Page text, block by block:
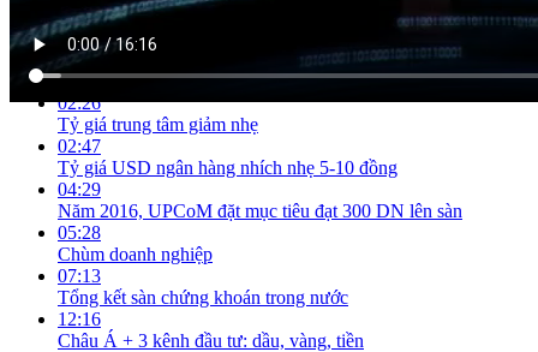
00:31
NHNN chính thức lên tiếng về dự thảo sửa đổi thông tư 36
02:26
Tỷ giá trung tâm giảm nhẹ
02:47
Tỷ giá USD ngân hàng nhích nhẹ 5-10 đồng
04:29
Năm 2016, UPCoM đặt mục tiêu đạt 300 DN lên sàn
05:28
Chùm doanh nghiệp
07:13
Tổng kết sàn chứng khoán trong nước
12:16
Châu Á + 3 kênh đầu tư: dầu, vàng, tiền